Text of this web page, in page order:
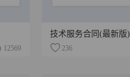
12569
技术服务合同(最新版)
236